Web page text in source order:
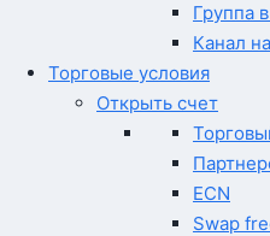
Группа
Канал
Торговые условия
Открыть счет
ECN
Swap